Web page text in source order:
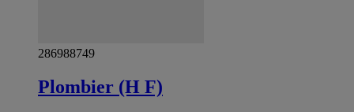
286988749
Plombier (H F)